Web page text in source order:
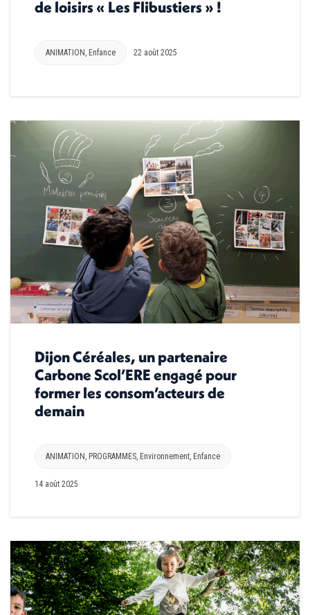
de loisirs « Les Flibustiers » !
ANIMATION , Enfance 22 août 2025
Dijon Céréales, un partenaire
Carbone Scol’ERE engagé pour
former les consom’acteurs de
demain
ANIMATION , PROGRAMMES, Environnement, Enfance
14 août 2025